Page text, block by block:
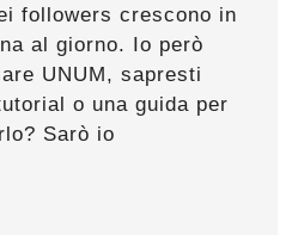
followers crescono in
al giorno. Io però
UNUM, sapresti
o una guida per
Sarò io